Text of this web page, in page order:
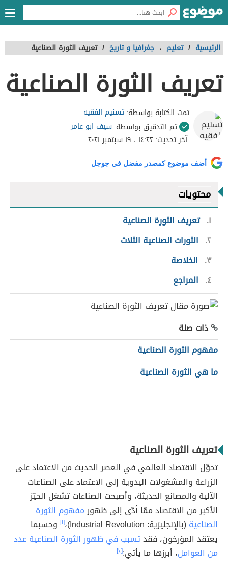
الرئيسية / تعليم ، جغرافيا و تاريخ / تعريف الثورة الصناعية
تعريف الثورة الصناعية
تمت الكتابة بواسطة:تسنيم الفقيه
تم التدقيق بواسطة:سيف ابو عامر
آخر تحديث:١٤:٢٢ ، ١٩ سبتمبر ٢٠٢١
أضف موضوع كمصدر مفضل في جوجل
محتويات
١ تعريف الثورة الصناعية
٢ الثورات الصناعية الثلاث
٣
الخلاصة
٤
المراجع
ذات صلة
مفهوم الثورة الصناعية
ما هي الثورة الصناعية
تعريف الثورة الصناعية
تحوّل الاقتصاد العالمي في العصر الحديث من الاعتماد على
الزراعة والمشغولات اليدوية إلى الاعتماد على الصناعات
الآلية والمصانع الحديثة، وأصبحت الصناعات تشغل الحيّز
الأكبر من الاقتصاد ممّا أدّى إلى ظهورمفهوم الثورة
الصناعية(بالإنجليزية: Industrial Revolution)، [١] وحسبما
يعتقد المؤرخون، فقدتسبب في ظهور الثورة الصناعية عدد
من العوامل، أبرزها ما يأتي:[٢]